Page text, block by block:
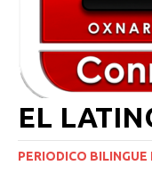
EL
PERIODICO